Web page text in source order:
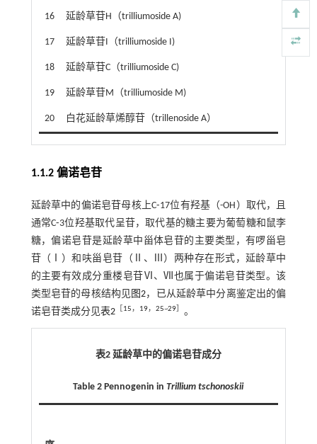
16 延龄草苷H（trilliumoside A)
17 延龄草苷I（trilliumoside I)
18 延龄草苷C（trilliumoside C)
19 延龄草苷M（trilliumoside M)
20 白花延龄草烯醇苷（trillenoside A）
1.1.2 偏诺皂苷
延龄草中的偏诺皂苷母核上C⁃17位有羟基（-OH）取代，且
通常C⁃3位羟基取代呈苷，取代基的糖主要为葡萄糖和鼠李
糖，偏诺皂苷是延龄草中甾体皂苷的主要类型，有啰甾皂
苷（Ⅰ）和呋甾皂苷（Ⅱ、Ⅲ）两种存在形式，延龄草中
的主要有效成分重楼皂苷Ⅵ、Ⅶ也属于偏诺皂苷类型。该
类型皂苷的母核结构见图2，已从延龄草中分离鉴定出的偏
诺皂苷类成分见表2［ 15， 19， 25~29］ 。
表2 延龄草中的偏诺皂苷成分
Table 2 Pennogenin inTrillium tschonoskii